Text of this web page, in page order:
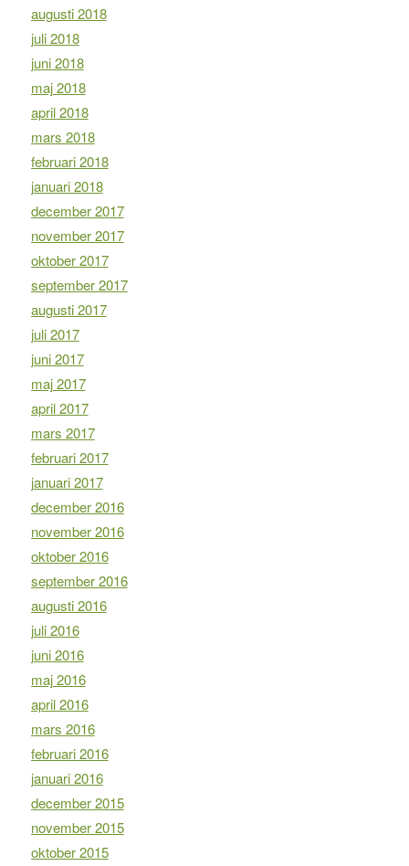
augusti 2018
juli 2018
juni 2018
maj 2018
april 2018
mars 2018
februari 2018
januari 2018
december 2017
november 2017
oktober 2017
september 2017
augusti 2017
juli 2017
juni 2017
maj 2017
april 2017
mars 2017
februari 2017
januari 2017
december 2016
november 2016
oktober 2016
september 2016
augusti 2016
juli 2016
juni 2016
maj 2016
april 2016
mars 2016
februari 2016
januari 2016
december 2015
november 2015
oktober 2015